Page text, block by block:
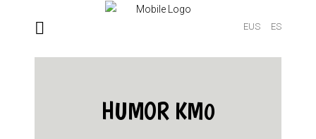
EUS ES
HUMOR KM0